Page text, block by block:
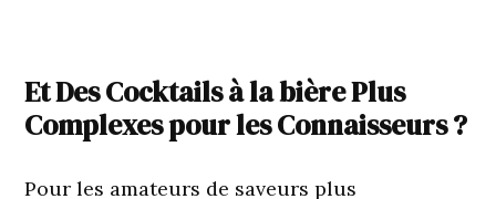
Et Des Cocktails à la bière Plus
Complexes pour les Connaisseurs ?
Pour les amateurs de saveurs plus